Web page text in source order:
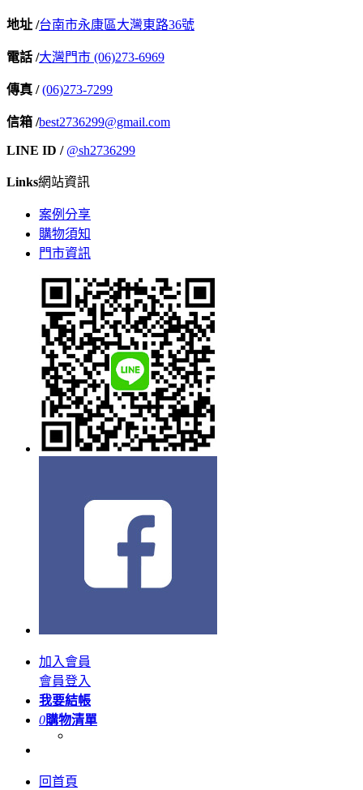
地址 /台南市永康區大灣東路36號
電話 /大灣門市 (06)273-6969
傳真 /(06)273-7299
信箱 /best2736299@gmail.com
LINE ID / @sh2736299
Links網站資訊
案例分享
購物須知
門市資訊
加入會員
會員登入
我要結帳
0購物清單
回首頁